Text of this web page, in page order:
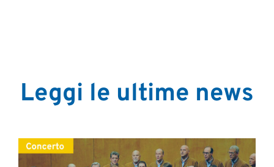
Leggi le ultime news